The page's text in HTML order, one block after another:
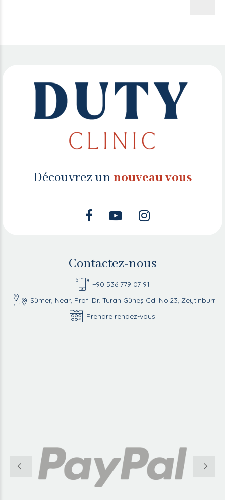
Découvrez unnouveau vous
Contactez-nous
+90 536 779 07 91
Sümer, Near, Prof. Dr. Turan Güneş Cd. No:23,
Prendre rendez-vous